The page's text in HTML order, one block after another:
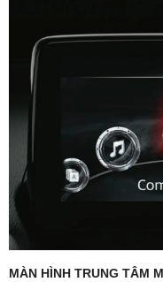
MÀN HÌNH TRUNG TÂM